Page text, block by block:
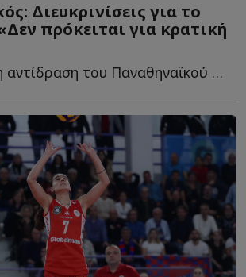
Διευκρινίσεις για το
πρόκειται για κρατική
Έντονη ήταν η αντίδραση του Παναθηναϊκού στα δημοσιεύματα π...